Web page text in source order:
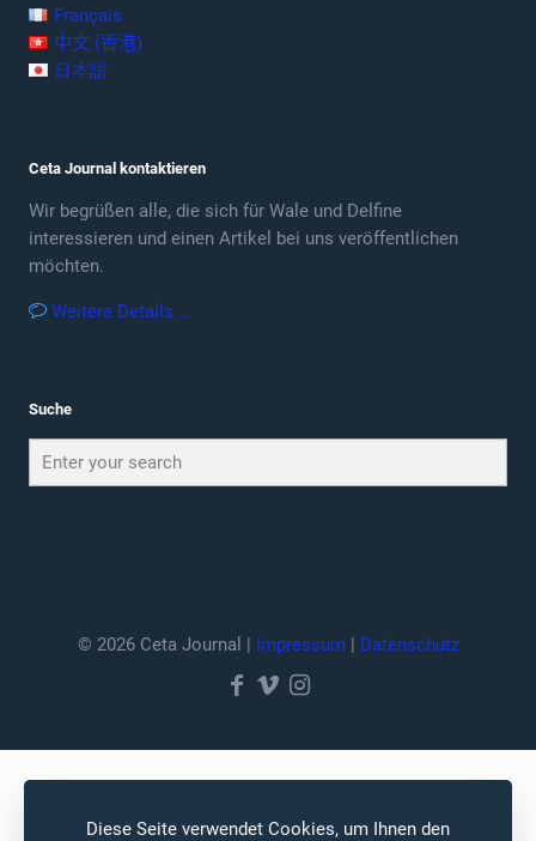
Français
中文 (香港)
日本語
Ceta Journal kontaktieren
Wir begrüßen alle, die sich für Wale und Delfine
interessieren und einen Artikel bei uns veröffentlichen
möchten.
Weitere Details …
Suche
© 2026 Ceta Journal | Impressum Datenschutz
Diese Seite verwendet Cookies, um Ihnen den